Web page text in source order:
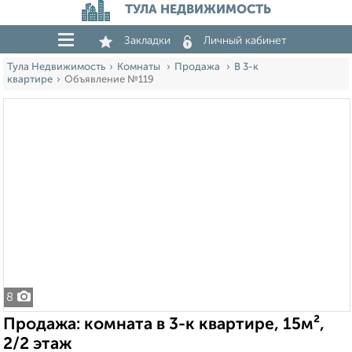
ТУЛА НЕДВИЖИМОСТЬ
Закладки Личный кабинет
Тула Недвижимость Комнаты Продажа
В 3-к
квартире
Объявление №119
8
Продажа: комната в 3-к квартире, 15м²,
2/2 этаж